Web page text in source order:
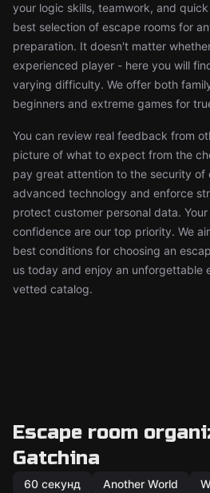
your logic skills, teamwork, and
best selection of escape rooms for
preparation. It doesn't matter
experienced player - here you will
varying difficulty. We offer both
beginners and extreme games for
You can review real feedback from
picture of what to expect from the
pay great attention to the security of
advanced technology and enforce
protect customer personal data.
confidence are our top priority. We
best conditions for choosing an
us today and enjoy an unforgettable
vetted catalog.
Escape room
Gatchina
60 секунд Another World